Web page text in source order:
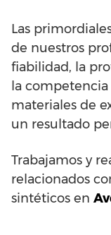
Las
de nuestros
fiabilidad, la
la competencia
materiales de
un resultado
Trabajamos y
relacionados
sintéticos en